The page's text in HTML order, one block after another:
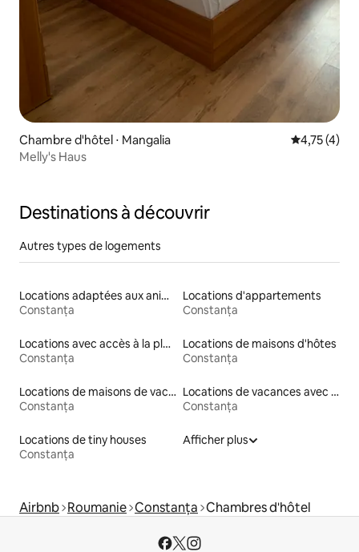
Chambre d'hôtel ⋅ Mangalia Évaluation
4,75 (4)
Melly's Haus
Destinations à découvrir
Autres types de logements
Locations adaptées aux animaux
Constanța
Locations d'appartements
Constanța
Locations avec accès à la plage
Constanța
Locations de maisons d'hôtes
Constanța
Locations de maisons de vacances
Constanța
Locations de vacances avec piscine
Constanța
Locations de tiny houses
Constanța
Afficher plus
Airbnb Roumanie Constanța Chambres d'hôtel